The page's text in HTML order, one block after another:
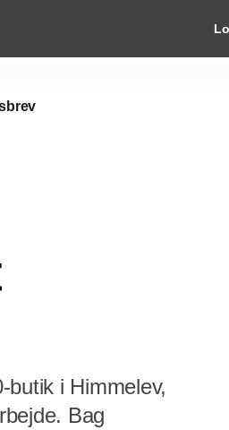
i Himmelev,
Bag